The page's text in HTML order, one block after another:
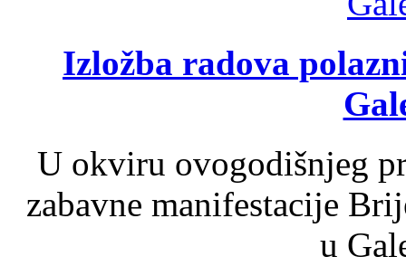
Izložba radova
U okviru ovogodišnjeg
zabavne manifestacije
u